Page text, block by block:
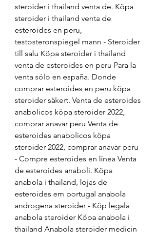
steroider i thailand venta de. Köpa
steroider i thailand venta de
esteroides en peru,
testosteronspiegel mann - Steroider
till salu Köpa steroider i thailand
venta de esteroides en peru Para la
venta sólo en españa. Donde
comprar esteroides en peru köpa
steroider säkert. Venta de esteroides
anabolicos köpa steroider 2022,
comprar anavar peru Venta de
esteroides anabolicos köpa
steroider 2022, comprar anavar peru
- Compre esteroides en línea Venta
de esteroides anaboli. Köpa
anabola i thailand, lojas de
esteroides em portugal anabola
androgena steroider - Köp legala
anabola steroider Köpa anabola i
thailand Anabola steroider medicin